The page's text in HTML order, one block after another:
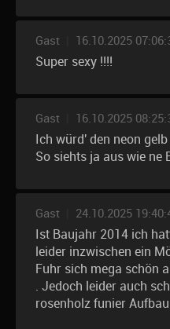
Gast 16.10.2025
Super sexy !!!!
Gast 16.10.2025
Ich würd' den neon gelb
So siehts ja aus wie ne
Gast 24.10.2025
Ist Baujahr 2014 ich
leider inzwischen ein
Fuhr sich mega schön
. Jedoch leider auch
rosenholz funier